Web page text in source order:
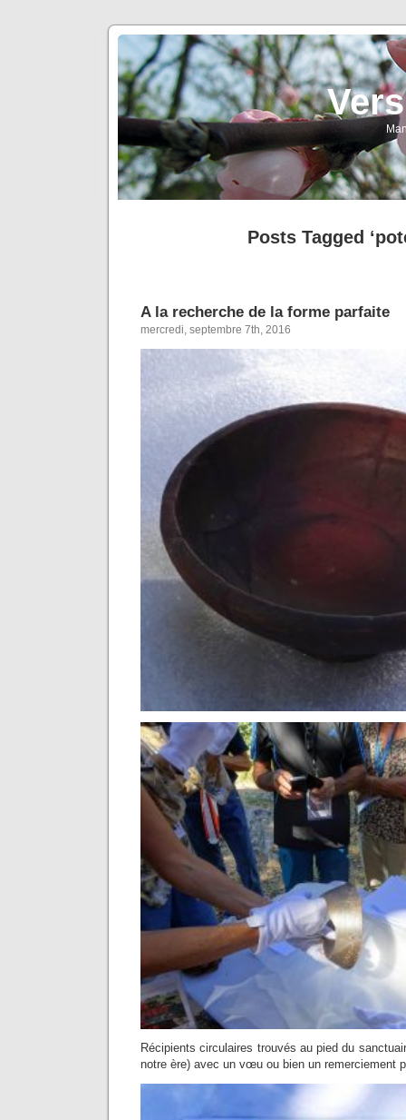
Posts Tagged
A la recherche de la forme parfaite
mercredi, septembre 7th, 2016
Récipients circulaires trouvés au pied du
notre ère) avec un vœu ou bien un remerciement